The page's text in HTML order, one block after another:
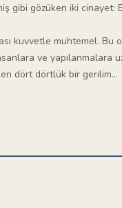
gözüken iki cinayet:
kuvvetle muhtemel.
ve yapılanmalara
dört dörtlük bir gerilim...